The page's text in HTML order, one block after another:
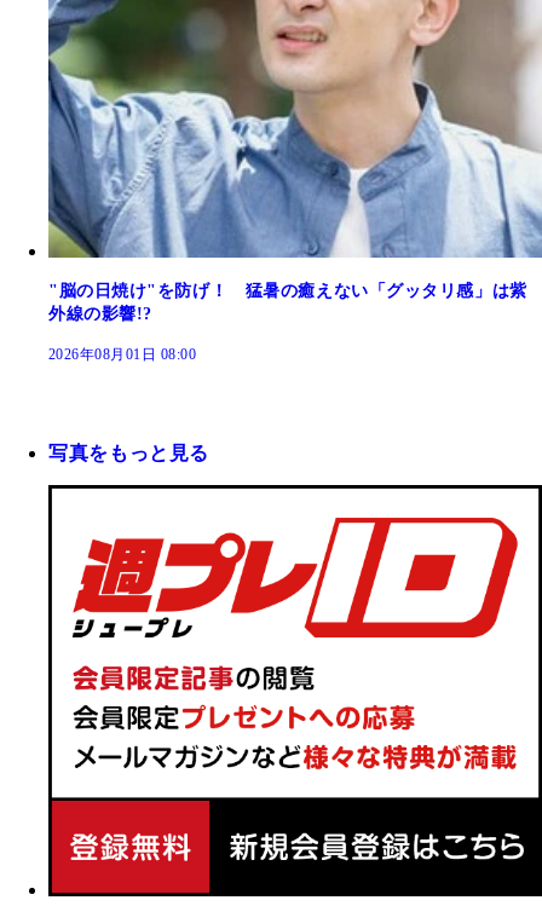
"脳の日焼け"を防げ！ 猛暑の癒えない「グッタリ感」は紫
外線の影響!?
2026年08月01日 08:00
写真をもっと見る